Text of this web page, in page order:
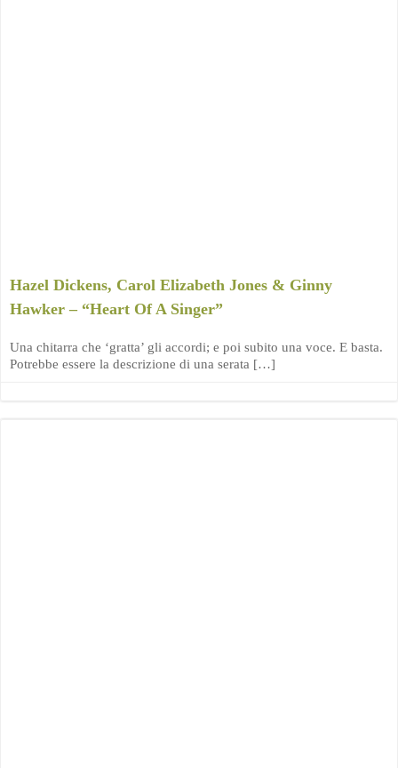
Hazel Dickens, Carol Elizabeth Jones & Ginny
Hawker – “Heart Of A Singer”
Una chitarra che ‘gratta’ gli accordi; e poi subito una voce. E basta.
Potrebbe essere la descrizione di una serata […]